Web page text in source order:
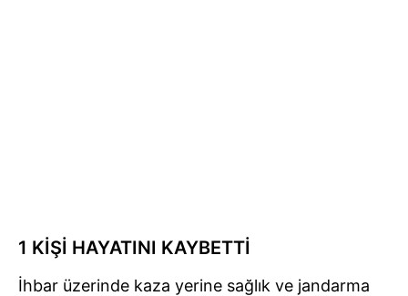
1 KİŞİ HAYATINI KAYBETTİ
İhbar üzerinde kaza yerine sağlık ve jandarma